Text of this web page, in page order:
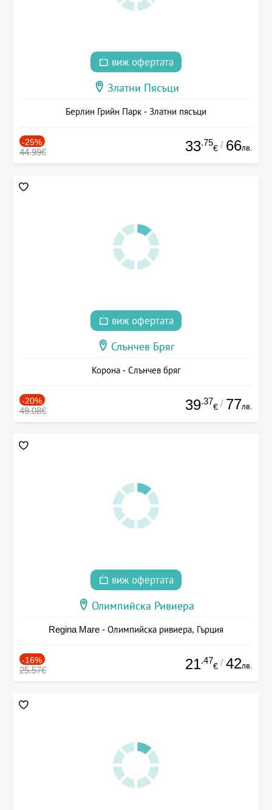
виж офертата
Златни Пясъци
Берлин Грийн Парк - Златни пясъци
-25%
44.99€ 33.75
€ / 66лв.
виж офертата
Слънчев Бряг
Корона - Слънчев бряг
-20%
49.08€ 39.37
€ / 77лв.
виж офертата
Олимпийска Ривиера
Regina Mare - Олимпийска ривиера, Гърция
-16%
25.57€ 21.47
€ / 42лв.